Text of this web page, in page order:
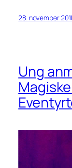
28. november
Ung